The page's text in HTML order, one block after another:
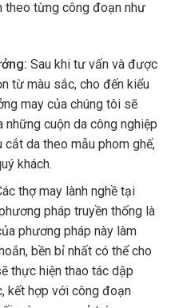
theo từng công đoạn như
Sau khi tư vấn và được
từ màu sắc, cho đến kiểu
may của chúng tôi sẽ
những cuộn da công nghiệp
da theo mẫu phom ghế,
khách.
thợ may lành nghề tại
pháp truyền thống là
phương pháp này làm
bền bỉ nhất có thể cho
thực hiện thao tác dập
kết hợp với công đoạn